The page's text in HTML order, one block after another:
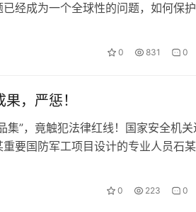
经成为一个全球性的问题，如何保
0 831 0
，严惩！
集”，竟触犯法律红线！国家安全机关
要国防军工项目设计的专业人员石
0 223 0